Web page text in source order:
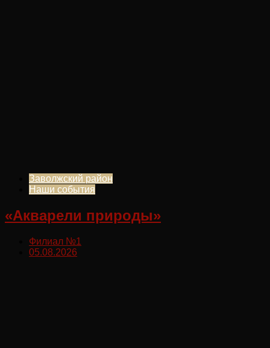
Заволжский район
Наши события
«Акварели природы»
Филиал №1
05.08.2026